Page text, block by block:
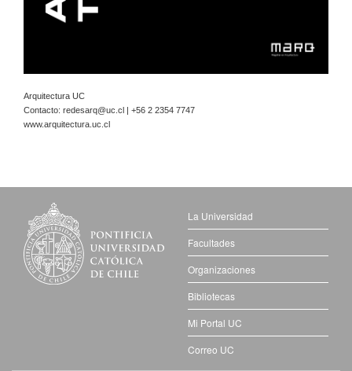
Arquitectura UC
Contacto: redesarq@uc.cl
| +56 2 2354 7747
www.arquitectura.uc.cl
La Universidad
Facultades
Organizaciones
Bibliotecas
Mi Portal UC
Correo UC